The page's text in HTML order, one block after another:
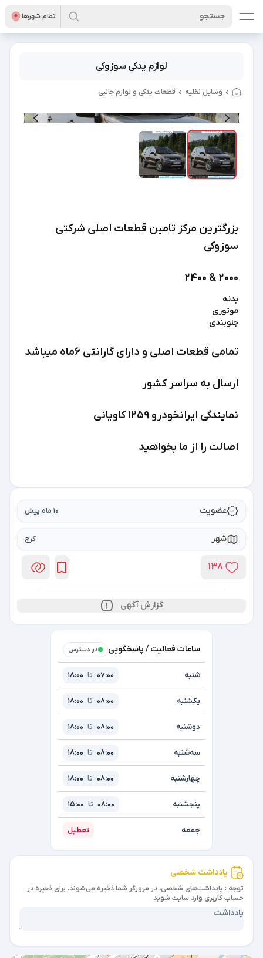
تمام شهر‌ها جستجو
لوازم یدکی سوزوکی
وسایل نقلیه قطعات یدکی و لوازم جانبی
بزرگترین مرکز تامین قطعات اصلی شرکتی
سوزوکی
2000 & 2400
بدنه
موتوری
جلوبندی
تمامی قطعات اصلی و دارای گارانتی 6ماه میباشد
ارسال به سراسر کشور
نمایندگی ایرانخودرو 1259 کاویانی
اصالت را از ما بخواهید
عضویت 10 ماه پیش
شهر کرج
گزارش آگهی
ساعات فعالیت / پاسخگویی در دسترس
شنبه 07:00 تا
یکشنبه 08:00 تا
دوشنبه 08:00 تا
سه‌شنبه 08:00 تا
چهارشنبه 08:00 تا
پنجشنبه 08:00 تا
جمعه تعطیل
یادداشت شخصی
توجه : یادداشت‌های شخصی، در مرورگر شما ذخیره می‌شوند، برای ذخیره در
حساب کاربری وارد سایت شوید